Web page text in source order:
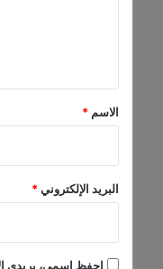
*
الاسم *
البريد الإلكتروني*
احفظ اسمي، بريدي